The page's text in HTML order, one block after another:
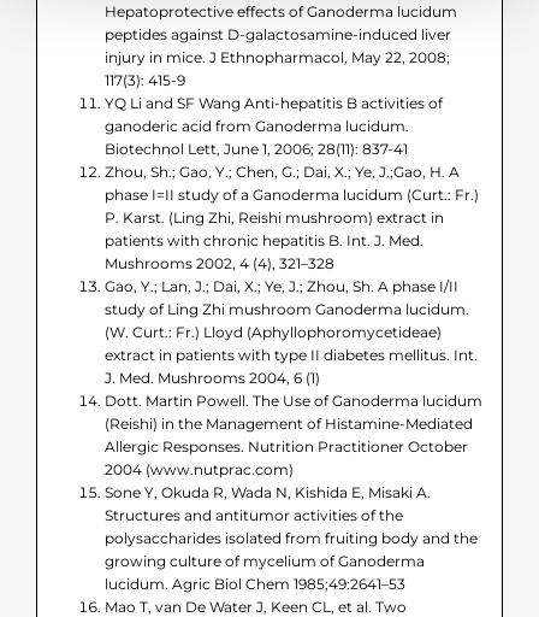
Hepatoprotective effects of Ganoderma lucidum
peptides against D-galactosamine-induced liver
injury in mice. J Ethnopharmacol, May 22, 2008;
117(3): 415-9
YQ Li and SF Wang Anti-hepatitis B activities of
ganoderic acid from Ganoderma lucidum.
Biotechnol Lett, June 1, 2006; 28(11): 837-41
Zhou, Sh.; Gao, Y.; Chen, G.; Dai, X.; Ye, J.;Gao, H. A
phase I=II study of a Ganoderma lucidum (Curt.: Fr.)
P. Karst. (Ling Zhi, Reishi mushroom) extract in
patients with chronic hepatitis B. Int. J. Med.
Mushrooms 2002, 4 (4), 321–328
Gao, Y.; Lan, J.; Dai, X.; Ye, J.; Zhou, Sh. A phase I/II
study of Ling Zhi mushroom Ganoderma lucidum.
(W. Curt.: Fr.) Lloyd (Aphyllophoromycetideae)
extract in patients with type II diabetes mellitus. Int.
J. Med. Mushrooms 2004, 6 (1)
Dott. Martin Powell. The Use of Ganoderma lucidum
(Reishi) in the Management of Histamine-Mediated
Allergic Responses. Nutrition Practitioner October
2004 (www.nutprac.com)
Sone Y, Okuda R, Wada N, Kishida E, Misaki A.
Structures and antitumor activities of the
polysaccharides isolated from fruiting body and the
growing culture of mycelium of Ganoderma
lucidum. Agric Biol Chem 1985;49:2641–53
Mao T, van De Water J, Keen CL, et al. Two